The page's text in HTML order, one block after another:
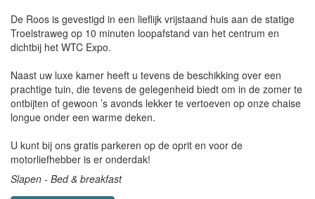
De Roos is gevestigd in een lieflijk vrijstaand huis aan de statige
Troelstraweg op 10 minuten loopafstand van het centrum en
dichtbij het WTC Expo.
Naast uw luxe kamer heeft u tevens de beschikking over een
prachtige tuin, die tevens de gelegenheid biedt om in de zomer te
ontbijten of gewoon ’s avonds lekker te vertoeven op onze chaise
longue onder een warme deken.
U kunt bij ons gratis parkeren op de oprit en voor de
motorliefhebber is er onderdak!
Slapen - Bed & breakfast